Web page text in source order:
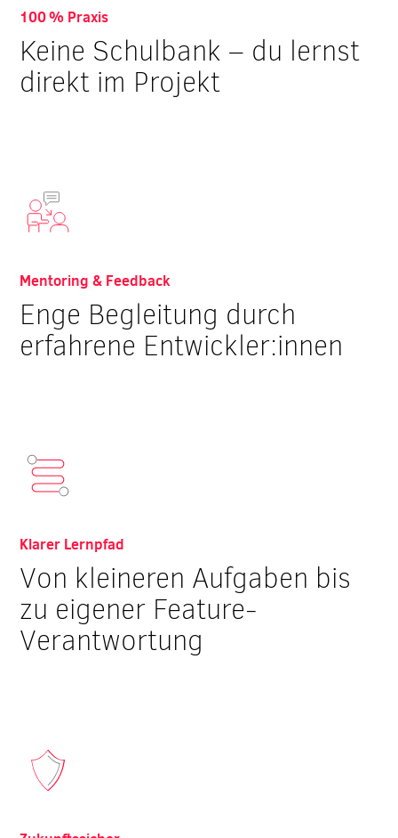
100 % Praxis
Keine Schulbank – du lernst
direkt im Projekt
Mentoring & Feedback
Enge Begleitung durch
erfahrene Entwickler:innen
Klarer Lernpfad
Von kleineren Aufgaben bis
zu eigener Feature-
Verantwortung